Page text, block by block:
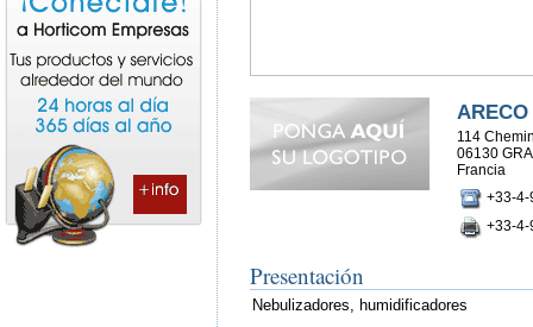
ARECO
114
06130
Francia
+33-4-
+33-4-
Presentación
Nebulizadores, humidificadores